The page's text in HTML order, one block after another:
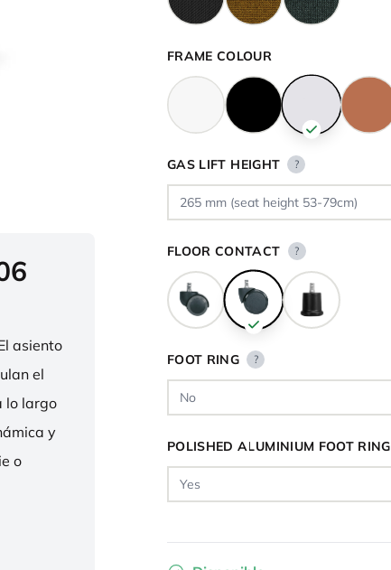
asiento
el
lo largo
y
o
FRAME COLOUR
GAS LIFT HEIGHT ?
FLOOR CONTACT ?
FOOT RING ?
POLISHED ALUMINIUM FOOT RING